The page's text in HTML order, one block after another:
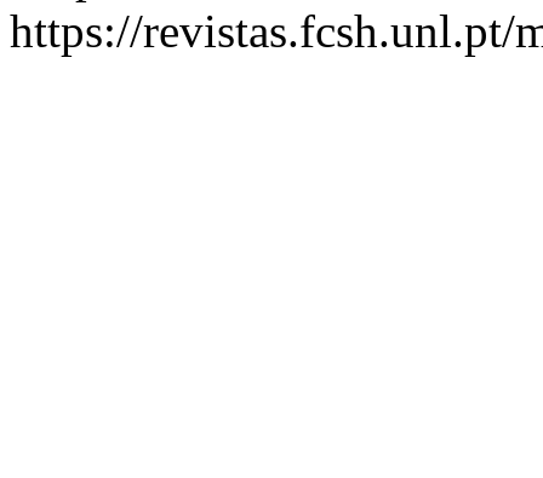
https://revistas.fcsh.unl.pt/